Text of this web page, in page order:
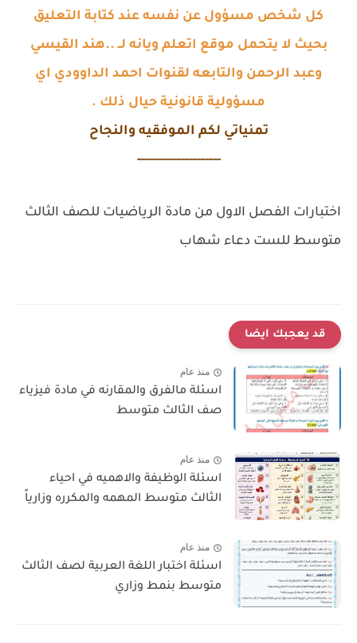
كل شخص مسؤول عن نفسه عند كتابة التعليق
بحيث لا يتحمل موقع اتعلم ويانه لــ ..هند القيسي
وعبد الرحمن والتابعه لقنوات احمد الداوودي اي
مسؤولية قانونية حيال ذلك .
تمنياتي لكم الموفقيه والنجاح
---------------------
اختبارات الفصل الاول من مادة الرياضيات للصف الثالث
متوسط للست دعاء شهاب
قد يعجبك ايضا
منذ عام
اسئلة مالفرق والمقارنه في مادة فيزياء
صف الثالث متوسط
منذ عام
اسئلة الوظيفة والاهميه في احياء
الثالث متوسط المهمه والمكرره وزارياً
منذ عام
اسئلة اختبار اللغة العربية لصف الثالث
متوسط بنمط وزاري